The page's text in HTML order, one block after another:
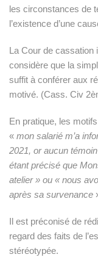
les circonstances de
l’existence d’une
La Cour de cassation
considère que la
suffit à conférer aux
motivé. (Cass. Civ
En pratique, les
« mon salarié m’a
2021, or aucun
étant précisé que
atelier » ou « nous
après sa survenance
Il est préconisé de
regard des faits de
stéréotypée.